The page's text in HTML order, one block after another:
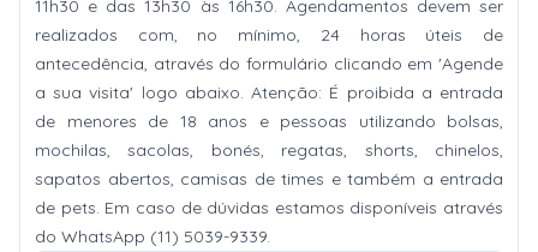
11h30 e das 13h30 às 16h30. Agendamentos devem ser
realizados com, no mínimo, 24 horas úteis de
antecedência, através do formulário clicando em 'Agende
a sua visita' logo abaixo. Atenção: É proibida a entrada
de menores de 18 anos e pessoas utilizando bolsas,
mochilas, sacolas, bonés, regatas, shorts, chinelos,
sapatos abertos, camisas de times e também a entrada
de pets. Em caso de dúvidas estamos disponíveis através
do WhatsApp (11) 5039-9339.